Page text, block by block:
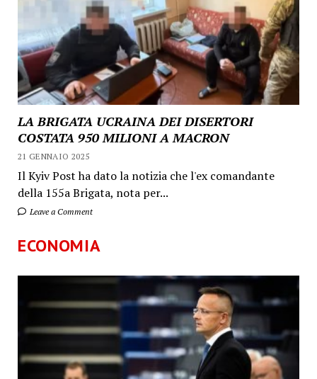
LA BRIGATA UCRAINA DEI DISERTORI
COSTATA 950 MILIONI A MACRON
21 GENNAIO 2025
Il Kyiv Post ha dato la notizia che l'ex comandante
della 155a Brigata, nota per...
Leave a Comment
ECONOMIA